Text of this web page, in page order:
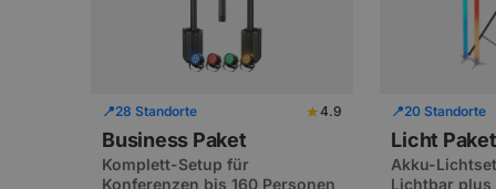
📍28 Standorte ★4.9
Business Paket
Komplett-Setup für
Konferenzen bis 160 Personen
📍20 Standorte
Licht Paket
Akku-
Lichtbar plus